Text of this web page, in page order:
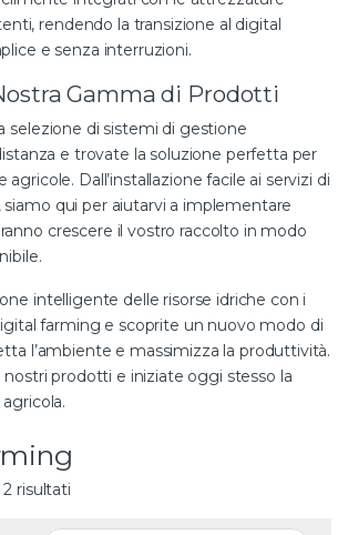
rendendo la transizione al digital
e senza interruzioni.
Gamma di Prodotti
selezione di sistemi di gestione
e trovate la soluzione perfetta per
agricole. Dall’installazione facile ai servizi di
qui per aiutarvi a implementare
crescere il vostro raccolto in modo
intelligente delle risorse idriche con i
farming e scoprite un nuovo modo di
l’ambiente e massimizza la produttività.
nostri prodotti e iniziate oggi stesso la
risultatiValutazione media